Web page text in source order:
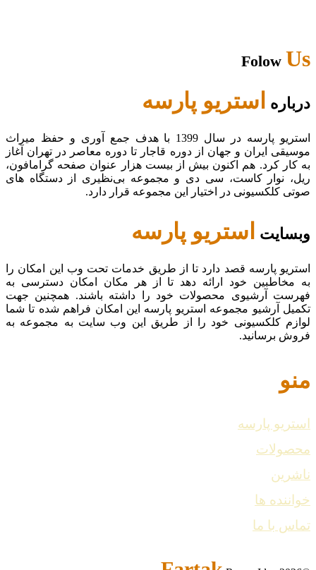
FolowUs
درباره استریو پارسه
استریو پارسه در سال 1399 با هدف جمع آوری و حفظ میراث
موسیقی ایران و جهان از دوره قاجار تا دوره معاصر در تهران آغاز
به کار کرد. هم اکنون بیش از بیست هزار عنوان صفحه گرامافون،
ریل، نوار کاست، سی دی و مجموعه بی‌نظیری از دستگاه های
صوتی کلکسیونی در اختیار این مجموعه قرار دارد.
وبسایت استریو پارسه
استریو پارسه قصد دارد تا از طریق خدمات تحت وب این امکان را
به مخاطبین خود ارائه دهد تا از هر مکان امکان دسترسی به
فهرست آرشیوی محصولات خود را داشته باشند. همچنین جهت
تکمیل آرشیو مجموعه استریو پارسه این امکان فراهم شده تا شما
لوازم کلکسیونی خود را از طریق این وب سایت به مجموعه به
فروش برسانید.
منو
استریو پارسه
محصولات
ناشرین
خواننده ها
تماس با ما